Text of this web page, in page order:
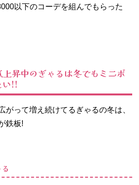
以下のコーデを組んでもらった
昇中のぎゃるは冬でもミニボ
い!!
がって増え続けてるぎゃるの冬は、
鉄板!